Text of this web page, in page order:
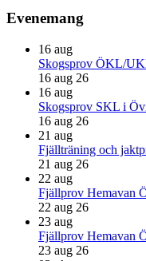
Evenemang
16 aug
Skogsprov ÖKL/
16 aug 26
16 aug
Skogsprov SKL i
16 aug 26
21 aug
Fjällträning och
21 aug 26
22 aug
Fjällprov Hemavan
22 aug 26
23 aug
Fjällprov Hemavan
23 aug 26